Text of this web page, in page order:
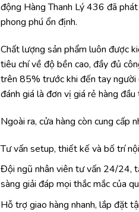
động Hàng Thanh Lý 436 đã
phong phú ổn định.
Chất lượng sản phẩm luôn được
tiêu chí về độ bền cao, đầy đủ
trên 85% trước khi đến tay người
đánh giá là đơn vị giá rẻ hàng
Ngoài ra, cửa hàng còn cung cấp
Tư vấn setup, thiết kế và bố trí
Đội ngũ nhân viên tư vấn 24/24,
sàng giải đáp mọi thắc mắc của
Hỗ trợ giao hàng nhanh, lắp đặt